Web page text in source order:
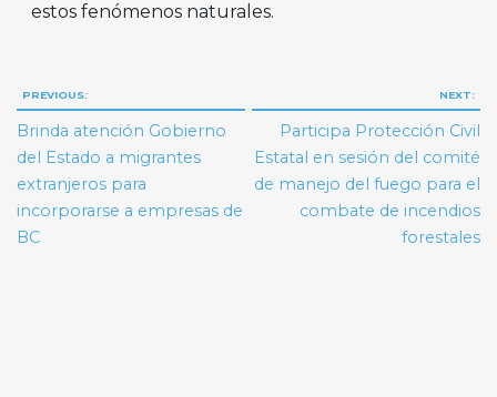
estos fenómenos naturales.
Navegación
de
entradas
PREVIOUS:
Brinda atención Gobierno
del Estado a migrantes
extranjeros para
incorporarse a empresas de
BC
NEXT:
Participa Protección Civil
Estatal en sesión del comité
de manejo del fuego para el
combate de incendios
forestales